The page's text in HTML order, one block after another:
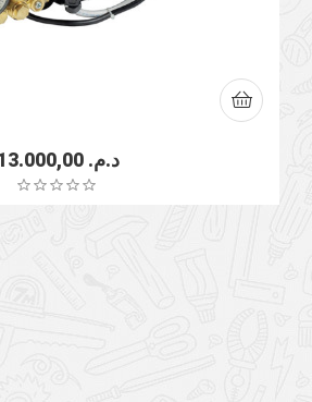
د.م.13.000,00